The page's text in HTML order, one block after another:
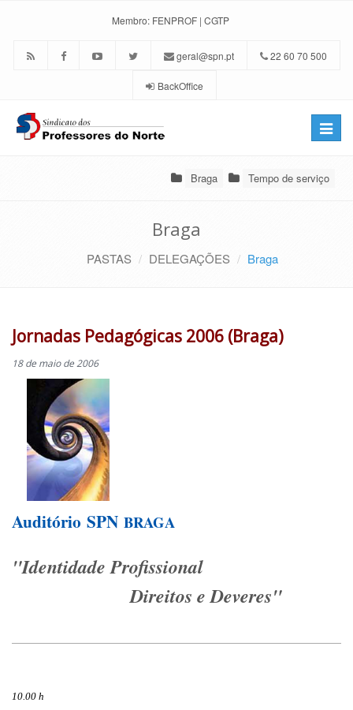
Membro: FENPROF | CGTP
geral@spn.pt 22 60 70 500
BackOffice
Toggle
Braga Tempo de serviço
Braga
PASTAS DELEGAÇÕES Braga
Jornadas Pedagógicas 2006 (Braga)
18 de maio de 2006
Auditório SPN BRAGA
"Identidade Profissional
Direitos e Deveres"
10.00 h